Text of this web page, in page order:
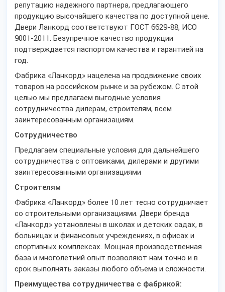
репутацию надежного партнера, предлагающего
продукцию высочайшего качества по доступной цене.
Двери Ланкорд соответствуют ГОСТ 6629-88, ИСО
9001-2011. Безупречное качество продукции
подтверждается паспортом качества и гарантией на
год.
Фабрика «Ланкорд» нацелена на продвижение своих
товаров на российском рынке и за рубежом. С этой
целью мы предлагаем выгодные условия
сотрудничества дилерам, строителям, всем
заинтересованным организациям.
Сотрудничество
Предлагаем специальные условия для дальнейшего
сотрудничества с оптовиками, дилерами и другими
заинтересованными организациями
Строителям
Фабрика «Ланкорд» более 10 лет тесно сотрудничает
со строительными организациями. Двери бренда
«Ланкорд» установлены в школах и детских садах, в
больницах и финансовых учреждениях, в офисах и
спортивных комплексах. Мощная производственная
база и многолетний опыт позволяют нам точно и в
срок выполнять заказы любого объема и сложности.
Преимущества сотрудничества с фабрикой: